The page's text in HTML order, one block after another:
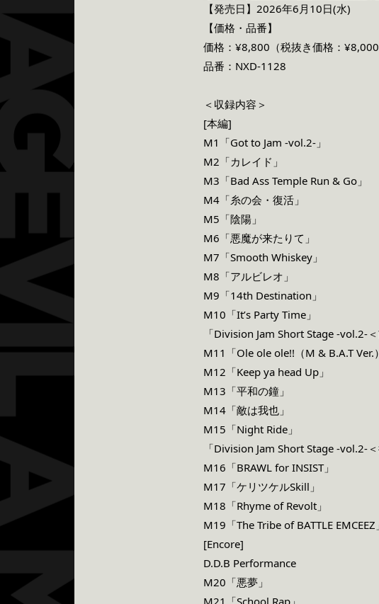
【発売日】 2026年6月 10日(水)
【価格・品番】
価格：¥8,800（税抜き価格：¥8,000
品番： NXD-1128
＜収録内容＞
[本編]
M1「Got to Jam -vol.2-」
M2「カレイド」
M3「Bad Ass Temple Run & Go」
M4「糸の会・復活」
M5「陰陽」
M6「悪魔が来たりて」
M7「Smooth Whiskey」
M8「アルビレオ」
M9「14th Destination」
M10「It’s Party Time」
「Division Jam Short Stage -vol.2-＜
M11「Ole ole ole!!（M & B.A.T Ver.
M12「Keep ya head Up」
M13「平和の鐘」
M14「敵は我也」
M15「Night Ride」
「Division Jam Short Stage -vol.2-＜
M16「BRAWL for INSIST」
M17「ケリツケルSkill」
M18「Rhyme of Revolt」
M19「The Tribe of BATTLE EMCEEZ」
[Encore]
D.D.B Performance
M20「悪夢」
M21「School Rap」